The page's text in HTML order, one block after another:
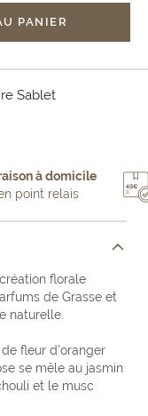
PANIER
Sablet
à domicile
point relais
florale
de Grasse et
naturelle.
fleur d’oranger
se mêle au jasmin
et le musc